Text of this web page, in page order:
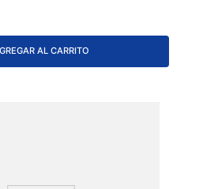
AL CARRITO